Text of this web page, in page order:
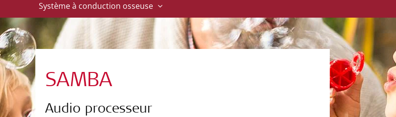
Système à conduction osseuse
SAMBA
Audio processeur